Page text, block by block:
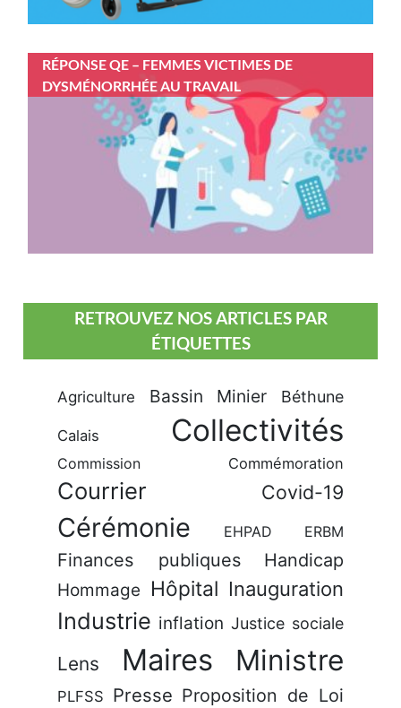
RÉPONSE QE – FEMMES VICTIMES DE
DYSMÉNORRHÉE AU TRAVAIL
RETROUVEZ NOS ARTICLES PAR
ÉTIQUETTES
Agriculture Bassin Minier Béthune
Calais Collectivités
Commission Commémoration
Courrier Covid-19
Cérémonie EHPAD ERBM
Finances publiques Handicap
Hommage Hôpital Inauguration
Industrie inflation Justice sociale
Lens Maires Ministre
PLFSS Presse Proposition de Loi